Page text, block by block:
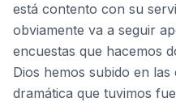
está contento con su
obviamente va a seguir
encuestas que hacemos
Dios hemos subido en las
dramática que tuvimos